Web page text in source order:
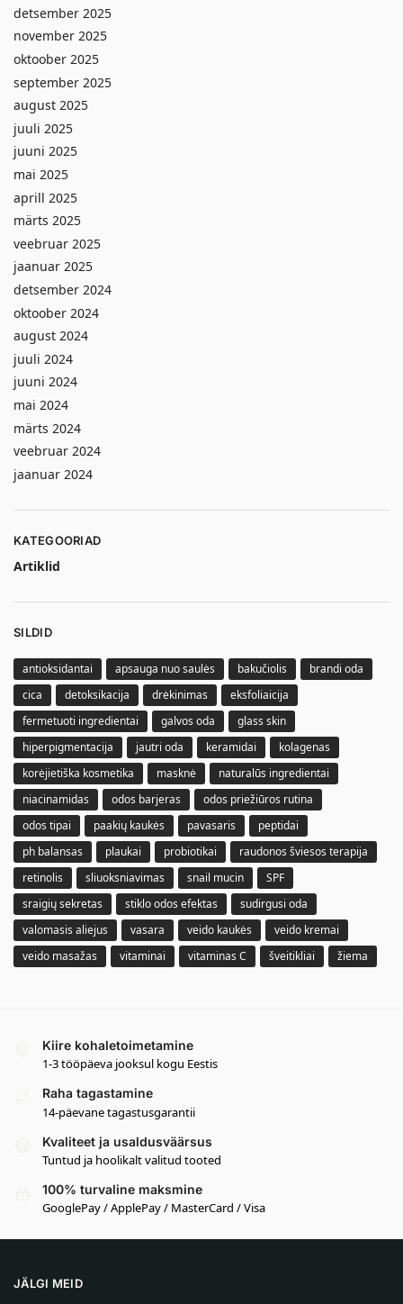
detsember 2025
november 2025
oktoober 2025
september 2025
august 2025
juuli 2025
juuni 2025
mai 2025
aprill 2025
märts 2025
veebruar 2025
jaanuar 2025
detsember 2024
oktoober 2024
august 2024
juuli 2024
juuni 2024
mai 2024
märts 2024
veebruar 2024
jaanuar 2024
KATEGOORIAD
Artiklid
SILDID
antioksidantai apsauga nuo saulės bakučiolis
brandi oda
cica
detoksikacija drėkinimas
eksfoliaicija
fermetuoti ingredientai
galvos oda
glass skin
hiperpigmentacija
jautri oda keramidai
kolagenas
korėjietiška kosmetika
masknė
naturalūs ingredientai
niacinamidas
odos barjeras
odos priežiūros rutina
odos tipai
paakių kaukės pavasaris
peptidai
ph balansas
plaukai probiotikai
raudonos šviesos terapija
retinolis
sliuoksniavimas snail mucin
SPF
sraigių sekretas
stiklo odos efektas
sudirgusi oda
valomasis aliejus
vasara veido kaukės
veido kremai
veido masažas
vitaminai vitaminas C šveitikliai žiema
Kiire kohaletoimetamine
1-3 tööpäeva jooksul kogu Eestis
Raha tagastamine
14-päevane tagastusgarantii
Kvaliteet ja usaldusväärsus
Tuntud ja hoolikalt valitud tooted
100% turvaline maksmine
GooglePay / ApplePay / MasterCard / Visa
JÄLGI MEID